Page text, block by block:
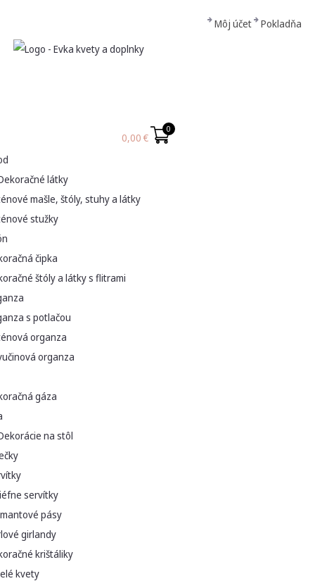
Môj účet Pokladňa
0,00 €
0
látky
mašle, štóly, stuhy a látky
stužky
čipka
štóly a látky s flitrami
s potlačou
organza
organza
gáza
na stôl
servítky
pásy
girlandy
krištáliky
kvety